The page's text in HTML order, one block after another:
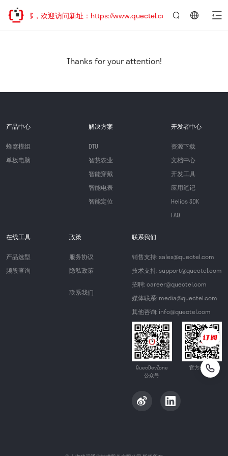
址已迁移，欢迎访问新址：https://www.quectel.com.cn
Thanks for your attention!
产品中心
蜂窝模组
单板电脑
解决方案
DTU
智慧农业
智能穿戴
智能电表
智能定位
开发者中心
资源下载
文档中心
开发工具
应用笔记
Helios SDK
FAQ
在线工具
产品选型
频段查询
政策
服务协议
隐私政策
联系我们
联系我们
销售支持: sales@quectel.com
技术支持: support@quectel.com
招聘: career@quectel.com
媒体联系: media@quectel.com
其他咨询: info@quectel.com
QuecDevZone
公众号
官方公众号